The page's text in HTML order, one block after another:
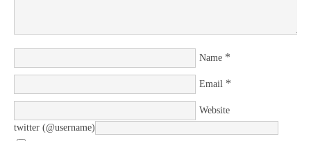
Name *
Email *
Website
twitter (@username)